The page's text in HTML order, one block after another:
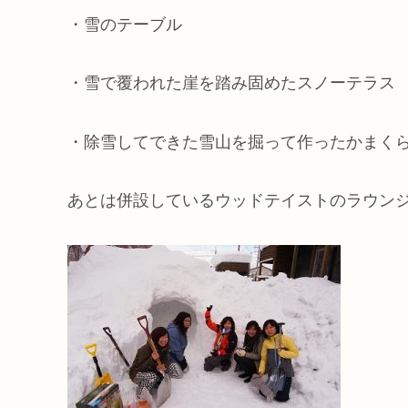
・雪のテーブル
・雪で覆われた崖を踏み固めたスノーテラス
・除雪してできた雪山を掘って作ったかまくら
あとは併設しているウッドテイストのラウン